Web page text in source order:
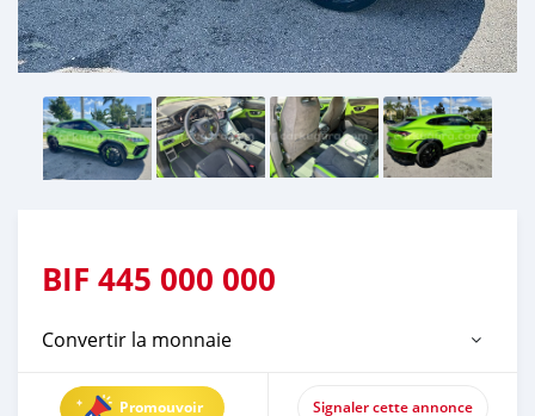
BIF 445 000 000
Convertir la monnaie
Promouvoir Signaler cette annonce